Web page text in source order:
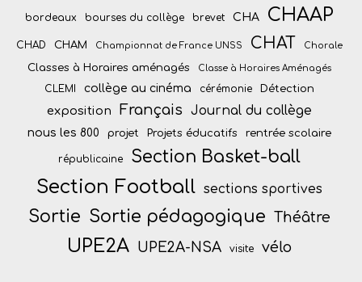
bordeaux bourses du collège brevet CHA CHAAP
CHAD CHAM Championnat de France UNSS CHAT Chorale
Classes à Horaires aménagés Classe à Horaires Aménagés
CLEMI collège au cinéma cérémonie Détection
exposition Français Journal du collège
nous les 800 projet Projets éducatifs rentrée scolaire
républicaine Section Basket-ball
Section Football sections sportives
Sortie Sortie pédagogique Théâtre
UPE2A UPE2A-NSA visite vélo